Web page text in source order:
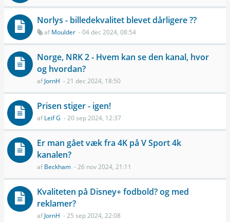
Norlys - billedekvalitet blevet dårligere ??
afMoulder - 04 dec 2024, 08:54
Norge, NRK 2 - Hvem kan se den kanal, hvor
og hvordan?
afJornH - 21 dec 2024, 18:50
Prisen stiger - igen!
afLeif G - 20 sep 2024, 12:37
Er man gået væk fra 4K på V Sport 4k
kanalen?
afBeckham - 26 nov 2024, 21:11
Kvaliteten på Disney+ fodbold? og med
reklamer?
afJornH - 25 sep 2024, 22:08